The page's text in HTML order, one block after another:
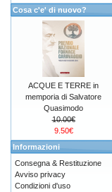
Cosa c'e' di nuovo?
ACQUE E TERRE in
memporia di Salvatore
Quasimodo
10.00€
9.50€
Informazioni
Consegna & Restituzione
Avviso privacy
Condizioni d'uso